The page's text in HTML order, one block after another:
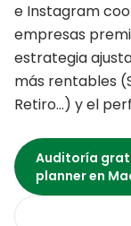
e Instagram
empresas
estrategia
más rentables (
Retiro…) y el
Auditoría
planneren